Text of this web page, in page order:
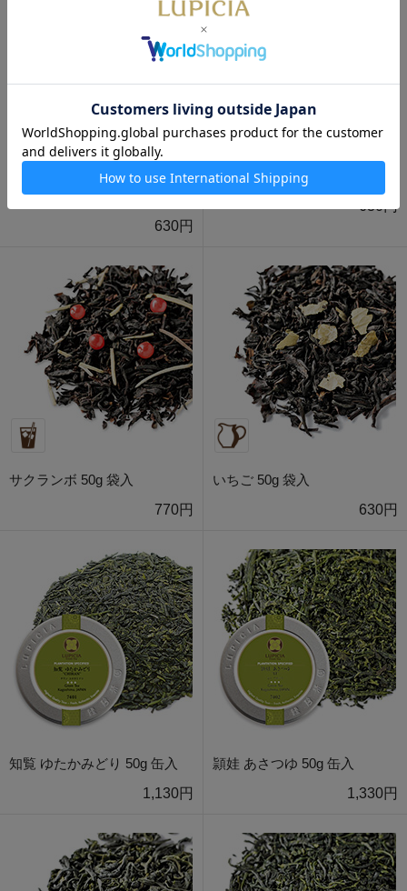
グレープフルーツ （紅茶）
50g 袋入
630円
シナモン 50g 袋入
630円
サクランボ 50g 袋入
770円
いちご 50g 袋入
630円
知覧 ゆたかみどり 50g 缶入
1,130円
頴娃 あさつゆ 50g 缶入
1,330円